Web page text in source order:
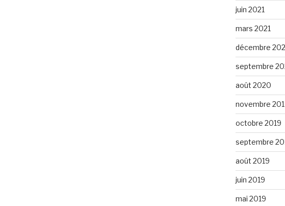
juin 2021
mars 2021
décembre
septembre
août 2020
novembre
octobre 2019
septembre
août 2019
juin 2019
mai 2019